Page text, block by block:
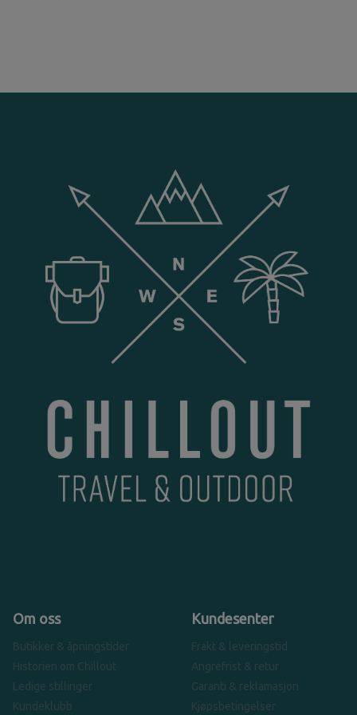
Om oss
Butikker & åpningstider
Historien om Chillout
Ledige stillinger
Kundeklubb
Kundesenter
Frakt & leveringstid
Angrefrist & retur
Garanti & reklamasjon
Kjøpsbetingelser